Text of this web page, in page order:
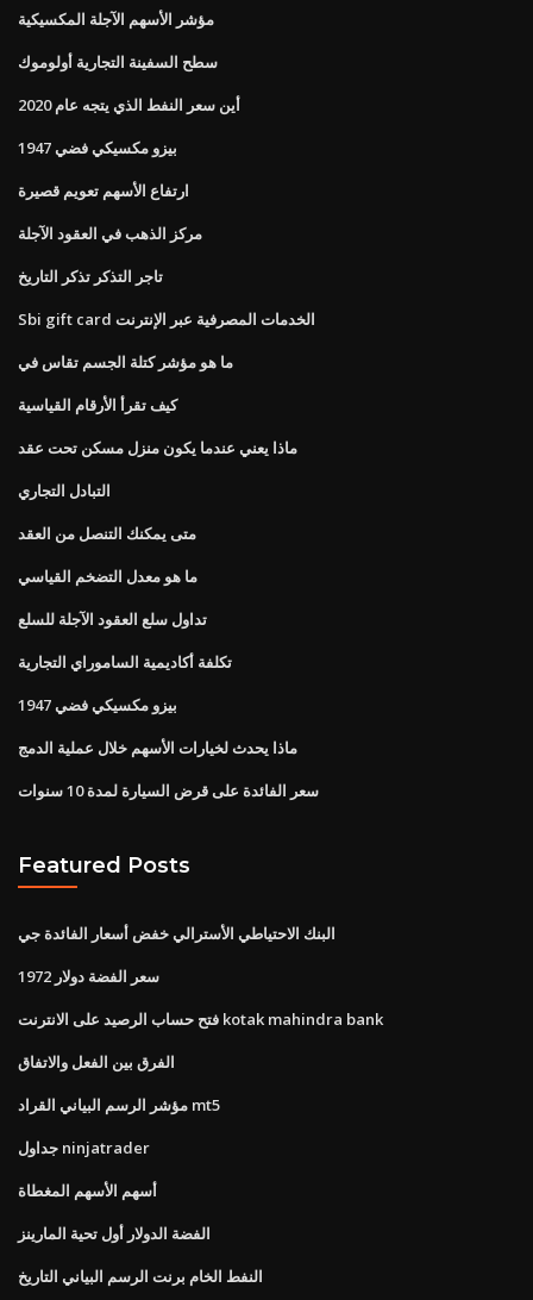
مؤشر الأسهم الآجلة المكسيكية
سطح السفينة التجارية أولوموك
أين سعر النفط الذي يتجه عام 2020
بيزو مكسيكي فضي 1947
ارتفاع الأسهم تعويم قصيرة
مركز الذهب في العقود الآجلة
تاجر التذكر تذكر التاريخ
Sbi gift card الخدمات المصرفية عبر الإنترنت
ما هو مؤشر كتلة الجسم تقاس في
كيف تقرأ الأرقام القياسية
ماذا يعني عندما يكون منزل مسكن تحت عقد
التبادل التجاري
متى يمكنك التنصل من العقد
ما هو معدل التضخم القياسي
تداول سلع العقود الآجلة للسلع
تكلفة أكاديمية الساموراي التجارية
بيزو مكسيكي فضي 1947
ماذا يحدث لخيارات الأسهم خلال عملية الدمج
سعر الفائدة على قرض السيارة لمدة 10 سنوات
Featured Posts
البنك الاحتياطي الأسترالي خفض أسعار الفائدة جي
سعر الفضة دولار 1972
فتح حساب الرصيد على الانترنت kotak mahindra bank
الفرق بين الفعل والاتفاق
مؤشر الرسم البياني القراد mt5
جداول ninjatrader
أسهم الأسهم المغطاة
الفضة الدولار أول تحية المارينز
النفط الخام برنت الرسم البياني التاريخ